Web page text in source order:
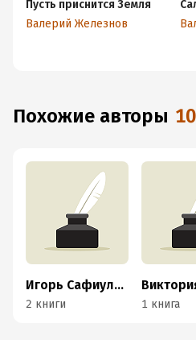
Пусть приснится Земля
Валерий Железнов
Похожие авторы 10
Игорь Сафиуллин
2 книги 1 книга